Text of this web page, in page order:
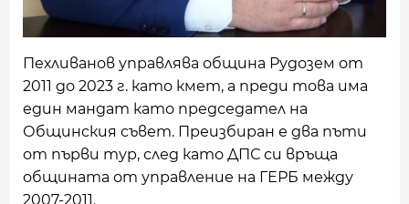
Пехливанов управлява община Рудозем от
2011 до 2023 г. като кмет, а преди това има
един мандат като председател на
Общинския съвет. Преизбиран е два пъти
от първи тур, след като ДПС си връща
общината от управление на ГЕРБ между
2007-2011.